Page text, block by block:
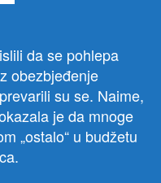
da se pohlepa
obezbjeđenje
su se. Naime,
je da mnoge
„ostalo“ u budžetu